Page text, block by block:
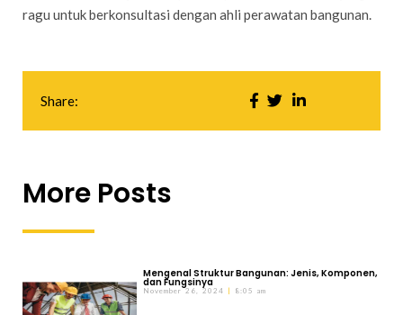
ragu untuk berkonsultasi dengan ahli perawatan bangunan.
Share:
More Posts
Mengenal Struktur Bangunan: Jenis, Komponen,
dan Fungsinya
November 26, 2024 8:05 am